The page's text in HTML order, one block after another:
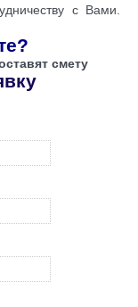
с Вами.
смету